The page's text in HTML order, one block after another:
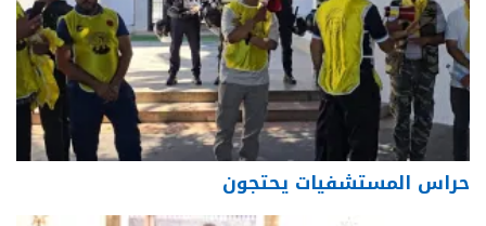
حراس المستشفيات يحتجون